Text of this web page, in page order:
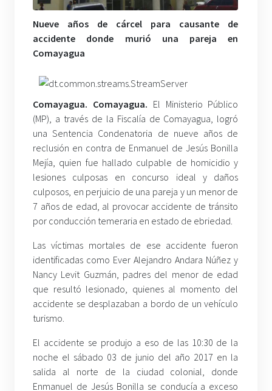
Nueve años de cárcel para causante de
accidente donde murió una pareja en
Comayagua
Comayagua. Comayagua. El Ministerio Público
(MP), a través de la Fiscalía de Comayagua, logró
una Sentencia Condenatoria de nueve años de
reclusión en contra de Enmanuel de Jesús Bonilla
Mejía, quien fue hallado culpable de homicidio y
lesiones culposas en concurso ideal y daños
culposos, en perjuicio de una pareja y un menor de
7 años de edad, al provocar accidente de tránsito
por conducción temeraria en estado de ebriedad.
Las víctimas mortales de ese accidente fueron
identificadas como Ever Alejandro Andara Núñez y
Nancy Levit Guzmán, padres del menor de edad
que resultó lesionado, quienes al momento del
accidente se desplazaban a bordo de un vehículo
turismo.
El accidente se produjo a eso de las 10:30 de la
noche el sábado 03 de junio del año 2017 en la
salida al norte de la ciudad colonial, donde
Enmanuel de Jesús Bonilla se conducía a exceso